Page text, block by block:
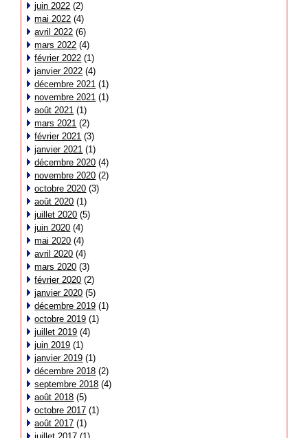
juin 2022 (2)
mai 2022 (4)
avril 2022 (6)
mars 2022 (4)
février 2022 (1)
janvier 2022 (4)
décembre 2021 (1)
novembre 2021 (1)
août 2021 (1)
mars 2021 (2)
février 2021 (3)
janvier 2021 (1)
décembre 2020 (4)
novembre 2020 (2)
octobre 2020 (3)
août 2020 (1)
juillet 2020 (5)
juin 2020 (4)
mai 2020 (4)
avril 2020 (4)
mars 2020 (3)
février 2020 (2)
janvier 2020 (5)
décembre 2019 (1)
octobre 2019 (1)
juillet 2019 (4)
juin 2019 (1)
janvier 2019 (1)
décembre 2018 (2)
septembre 2018 (4)
août 2018 (5)
octobre 2017 (1)
août 2017 (1)